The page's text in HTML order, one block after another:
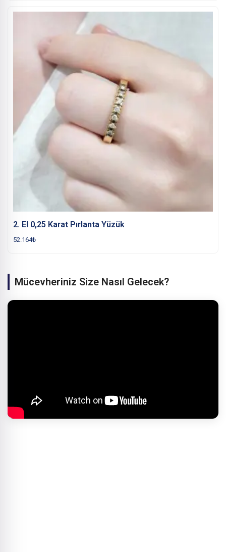
2. El 0,25 Karat Pırlanta Yüzük
52.164₺
Mücevheriniz Size Nasıl Gelecek?